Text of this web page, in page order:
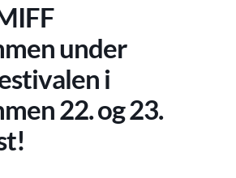
under
i
22. og 23.